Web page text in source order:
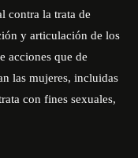
contra la trata de
y articulación de los
acciones que de
las mujeres, incluidas
con fines sexuales,